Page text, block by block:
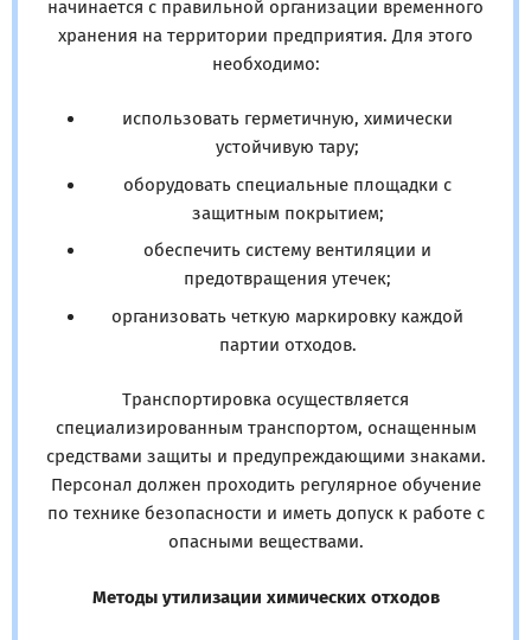
начинается с правильной организации временного
хранения на территории предприятия. Для этого
необходимо:
использовать герметичную, химически
устойчивую тару;
оборудовать специальные площадки с
защитным покрытием;
обеспечить систему вентиляции и
предотвращения утечек;
организовать четкую маркировку каждой
партии отходов.
Транспортировка осуществляется
специализированным транспортом, оснащенным
средствами защиты и предупреждающими знаками.
Персонал должен проходить регулярное обучение
по технике безопасности и иметь допуск к работе с
опасными веществами.
Методы утилизации химических отходов